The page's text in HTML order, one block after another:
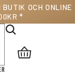
OCH ONLINE
*